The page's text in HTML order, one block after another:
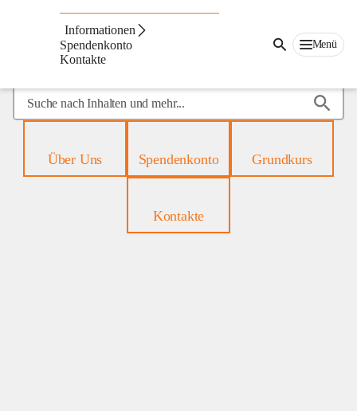
Informationen
Spendenkonto
Kontakte
Menü
Suche
nach
mehr...Über Uns Spendenkonto Grundkurs
Kontakte